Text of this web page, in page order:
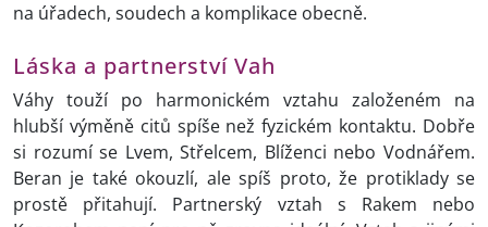
na úřadech, soudech a komplikace obecně.
Láska a partnerství Vah
Váhy touží po harmonickém vztahu založeném na
hlubší výměně citů spíše než fyzickém kontaktu. Dobře
si rozumí se Lvem, Střelcem, Blíženci nebo Vodnářem.
Beran je také okouzlí, ale spíš proto, že protiklady se
prostě přitahují. Partnerský vztah s Rakem nebo